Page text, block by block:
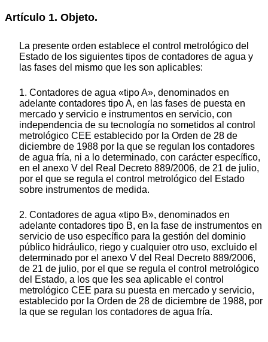
Artículo 1. Objeto.
La presente orden establece el control metrológico del
Estado de los siguientes tipos de contadores de agua y
las fases del mismo que les son aplicables:
1. Contadores de agua «tipo A», denominados en
adelante contadores tipo A, en las fases de puesta en
mercado y servicio e instrumentos en servicio, con
independencia de su tecnología no sometidos al control
metrológico CEE establecido por la Orden de 28 de
diciembre de 1988 por la que se regulan los contadores
de agua fría, ni a lo determinado, con carácter específico,
en el anexo V del Real Decreto 889/2006, de 21 de julio,
por el que se regula el control metrológico del Estado
sobre instrumentos de medida.
2. Contadores de agua «tipo B», denominados en
adelante contadores tipo B, en la fase de instrumentos en
servicio de uso específico para la gestión del dominio
público hidráulico, riego y cualquier otro uso, excluido el
determinado por el anexo V del Real Decreto 889/2006,
de 21 de julio, por el que se regula el control metrológico
del Estado, a los que les sea aplicable el control
metrológico CEE para su puesta en mercado y servicio,
establecido por la Orden de 28 de diciembre de 1988, por
la que se regulan los contadores de agua fría.